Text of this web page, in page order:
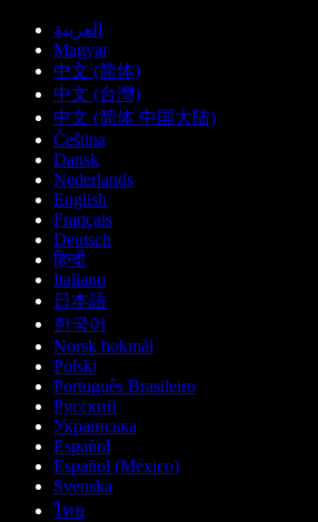
العربية
Magyar
中文 (简体)
中文 (台灣)
中文 (简体 中国大陆)
Čeština
Dansk
Nederlands
English
Français
Deutsch
हिन्दी
Italiano
日本語
한국어
Norsk bokmål
Polski
Português Brasileiro
Русский
Українська
Español
Español (México)
Svenska
ไทย